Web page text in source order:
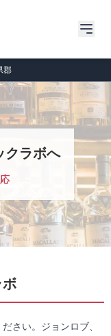
郡
クラボへ
さい。ジョンロブ、